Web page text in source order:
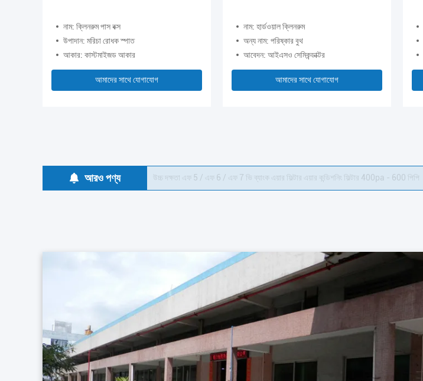
নাম: ক্লিনরুম পাস বক্স
উপাদান: মরিচা রোধক স্পাত
আকার: কাস্টমাইজড আকার
আমাদের সাথে যোগাযোগ
নাম: হার্ডওয়াল ক্লিনরুম
অন্য নাম: পরিষ্কার বুথ
আবেদন: আইএসও সেমিকন্ডাক্টর
আমাদের সাথে যোগাযোগ
আরও পণ্য উচ্চ দক্ষতা এফ 5 / এফ 6 / এফ 7 ভি ব্যাংক এয়ার ফিল্টার এয়ার কন্ডিশনিং ফিল্টার 400pa - 600 পিপি